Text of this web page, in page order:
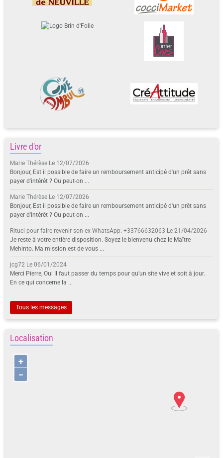
Livre d'or
Marie Thérèse Le 12/07/2026
Bonjour, Est il possible de faire un remboursement anticipé d'un prêt sans
payer d'intérêt ? Ou peut-on ...
Marie Thérèse Le 12/07/2026
Bonjour, Est il possible de faire un remboursement anticipé d'un prêt sans
payer d'intérêt ? Ou peut-on ...
Rituel pour faire revenir son ex WhatsApp: +33766632063 Le 21/04/2026
Je reste à votre entière disposition. Soyez le bienvenu chez le Maître
Mehinto. Ma mission est de vous ...
jcg72 Le 06/01/2024
Merci Pierre, Oui Il faut passer du temps pour qu'un site vive et soit à jour.
En ce qui concerne la ...
Tous les messages
Localisation
+
−